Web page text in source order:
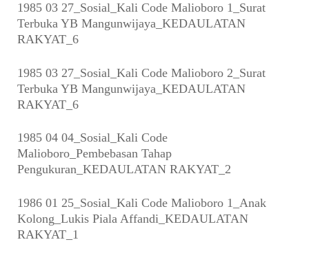
1985 03 27_Sosial_Kali Code Malioboro 1_Surat
Terbuka YB Mangunwijaya_KEDAULATAN
RAKYAT_6
1985 03 27_Sosial_Kali Code Malioboro 2_Surat
Terbuka YB Mangunwijaya_KEDAULATAN
RAKYAT_6
1985 04 04_Sosial_Kali Code
Malioboro_Pembebasan Tahap
Pengukuran_KEDAULATAN RAKYAT_2
1986 01 25_Sosial_Kali Code Malioboro 1_Anak
Kolong_Lukis Piala Affandi_KEDAULATAN
RAKYAT_1